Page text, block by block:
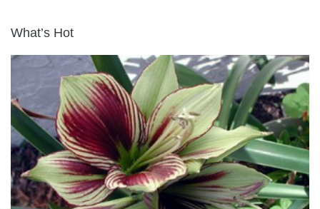
What’s Hot